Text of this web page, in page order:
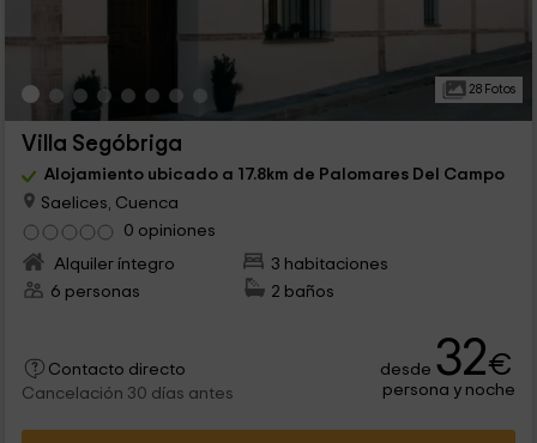
28 Fotos
Villa Segóbriga
Alojamiento ubicado a 17.8km de Palomares Del Campo
Saelices, Cuenca
0 opiniones
Alquiler íntegro
3 habitaciones
6 personas
2 baños
Contacto directo
Cancelación 30 días antes
desde 32€
persona y noche